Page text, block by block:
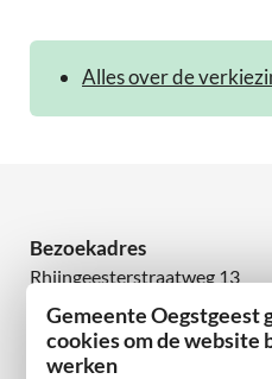
Gemeente Oegstgeest
cookies om de website
werken
Alles over de
Bezoekadres
Rhijngeesterstraatweg 13
2342 AN Oegstgeest
Wilt u niets missen?